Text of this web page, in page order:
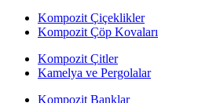
Kompozit Çiçeklikler
Kompozit Çöp Kovaları
Kompozit Çitler
Kamelya ve Pergolalar
Kompozit Banklar